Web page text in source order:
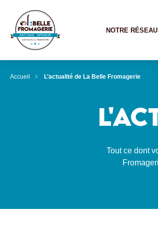
NOTRE RÉSEAU
Accueil L’actualité de La Belle Fromagerie
Tout ce dont